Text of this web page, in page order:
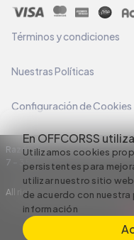
En OFFCORSS
Utilizamos cookies
persistentes para
utilizar nuestro sitio
de acuerdo con
información
Términos y condiciones
Nuestras Políticas
Configuración de Cookies
Razón Social: C.I HERMECO
7 – 35
All rights reserved empowered